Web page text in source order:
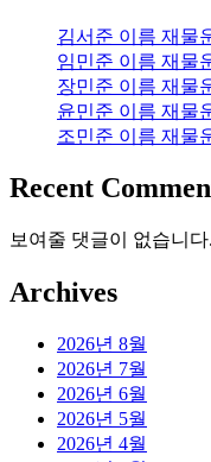
김서준 이름 재물
임민준 이름 재물
장민준 이름 재물
윤민준 이름 재물
조민준 이름 재물
Recent
보여줄 댓글이 없습니다.
Archives
2026년 8월
2026년 7월
2026년 6월
2026년 5월
2026년 4월